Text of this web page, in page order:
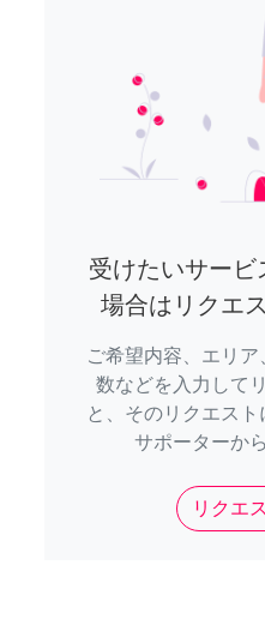
受けたいサービ
場合はリクエ
ご希望内容、エリ
数などを入力して
と、そのリクエス
サポーターか
リクエ